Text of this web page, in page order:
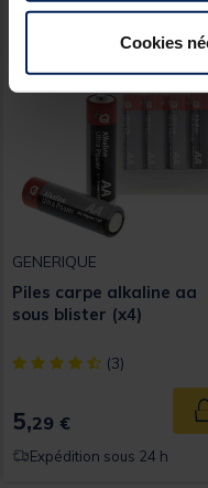
Cookies
GENERIQUE
Piles carpe alkaline aa
sous blister (x4)
[object Object] out of 5
(3)
5,29 €
Expédition sous 24 h